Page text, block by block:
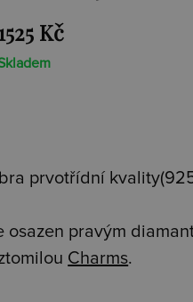
1467 Kč
Skladem
prvotřídní
osazen pravým
Charms.